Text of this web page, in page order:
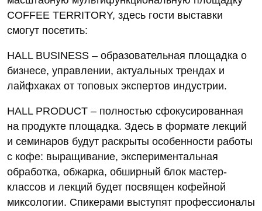
COFFEE TERRITORY, здесь гости выставки
смогут посетить:
HALL BUSINESS – образовательная площадка о
бизнесе, управлении, актуальных трендах и
лайфхаках от топовых экспертов индустрии.
HALL PRODUCT – полностью сфокусированная
на продукте площадка. Здесь в формате лекций
и семинаров будут раскрыты особенности работы
с кофе: выращивание, экспериментальная
обработка, обжарка, обширный блок мастер-
классов и лекций будет посвящен кофейной
миксологии. Спикерами выступят профессионалы